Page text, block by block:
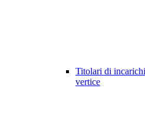
Titolari di
vertice